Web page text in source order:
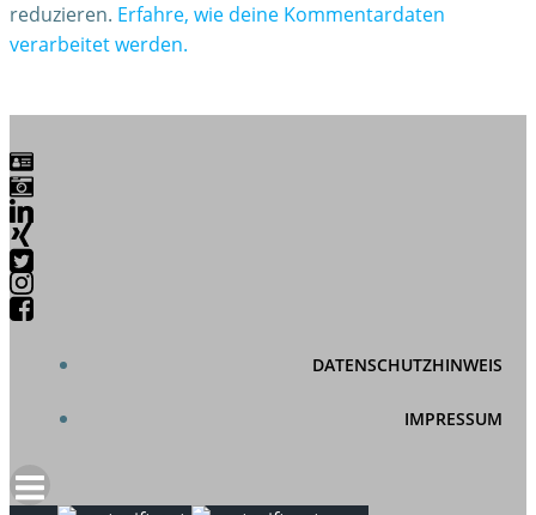
reduzieren. Erfahre, wie deine Kommentardaten
verarbeitet werden.
DATENSCHUTZHINWEIS
IMPRESSUM